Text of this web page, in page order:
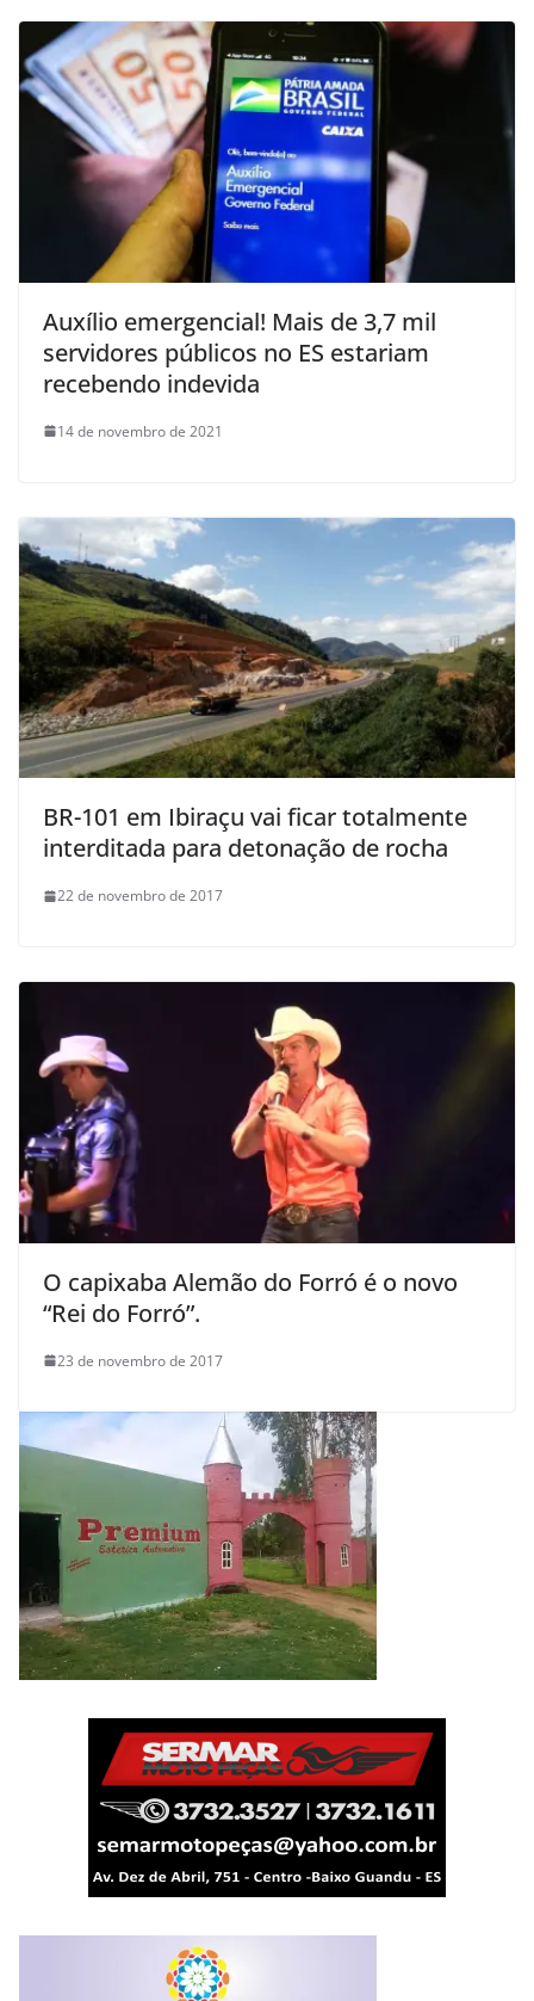
Auxílio emergencial! Mais de 3,7 mil
servidores públicos no ES estariam
recebendo indevida
14 de novembro de 2021
BR-101 em Ibiraçu vai ficar totalmente
interditada para detonação de rocha
22 de novembro de 2017
O capixaba Alemão do Forró é o novo
“Rei do Forró”.
23 de novembro de 2017